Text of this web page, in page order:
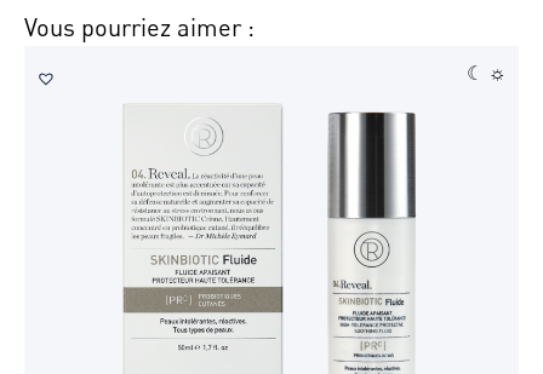
Vous pourriez aimer :
☾ ☼